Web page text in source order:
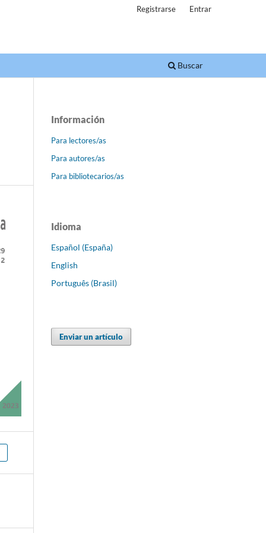
Buscar
Registrarse Entrar
Información
Para lectores/as
Para autores/as
Para bibliotecarios/as
Idioma
Español (España)
English
Português (Brasil)
Enviar un artículo